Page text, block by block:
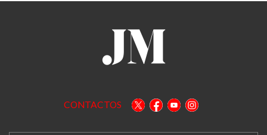
CONTACTOS